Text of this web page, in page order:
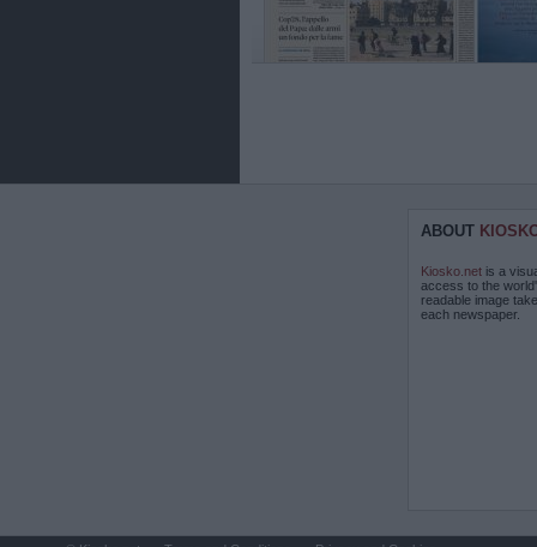
ABOUT
Kiosko.net is a
access to the
readable image
each newspaper.